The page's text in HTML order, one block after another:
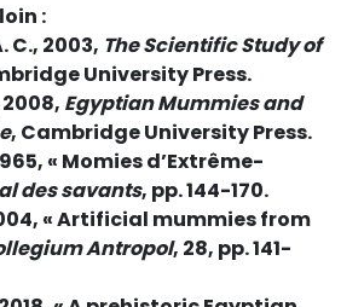
:
C., 2003, The Scientific Study of
University Press.
2008, Egyptian Mummies and
, Cambridge University Press.
« Momies d’Extrême-
des savants, pp. 144-170.
2004, « Artificial mummies from
Antropol, 28, pp. 141-